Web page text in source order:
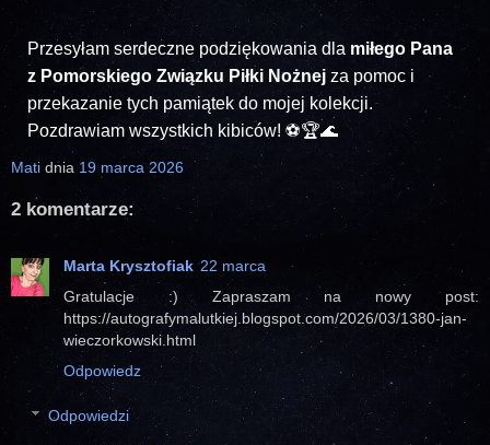
Przesyłam serdeczne podziękowania dla miłego Pana
z Pomorskiego Związku Piłki Nożnejza pomoc i
przekazanie tych pamiątek do mojej kolekcji.
Pozdrawiam wszystkich kibiców! ⚽🏆🌊
Mati dnia 19 marca 2026
2 komentarze:
Marta Krysztofiak 22 marca
Gratulacje :) Zapraszam na nowy post:
https://autografymalutkiej.blogspot.com/2026/03/1380-jan-
wieczorkowski.html
Odpowiedz
Odpowiedzi